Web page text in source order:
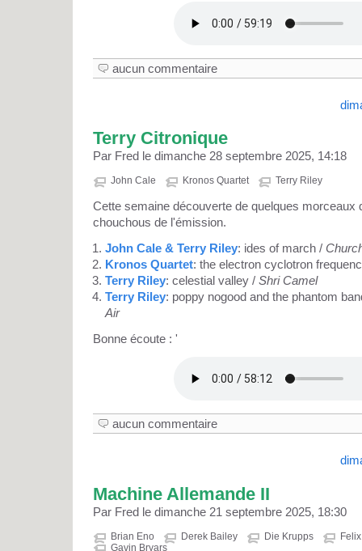
aucun commentaire
Terry Citronique
Par Fred le dimanche 28 septembre 2025, 14:18
John Cale Kronos Quartet Terry Riley
Cette semaine découverte de quelques morceaux
chouchous de l'émission.
John Cale & Terry Riley: ides of march /
Kronos Quartet: the electron cyclotron
Terry Riley: celestial valley / Shri Camel
Terry Riley: poppy nogood and the phantom
Air
Bonne écoute : '
aucun commentaire
Machine Allemande II
Par Fred le dimanche 21 septembre 2025, 18:30
Brian Eno Derek Bailey Die Krupps
Gavin Bryars